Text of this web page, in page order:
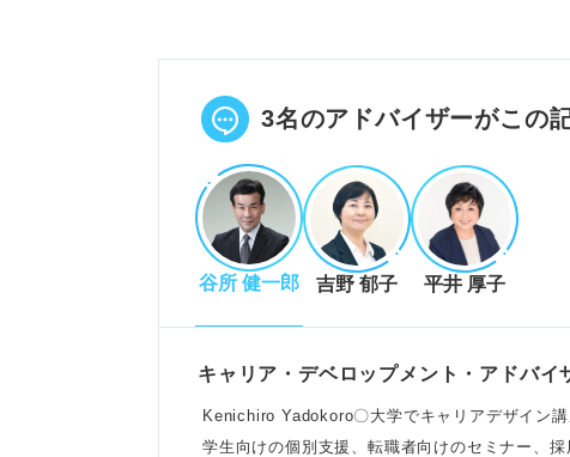
一般事務に比べ、幅広い知見や柔軟
POINT：他部署や顧客との連携も多
プロが解説！営業事務に向いている
人のサポートが得意で、チームで働く
急な依頼にも慌てず、臨機応変に優
スケジュール管理能力が高く、誰と
例：接客や販売、サークルのマネジ
3名のアドバイザーがこの
谷所 健一郎 吉野 郁子 平井 厚子
キャリア・デベロップメント・アドバイ
Kenichiro Yadokoro〇大学でキャリアデザイン
学生向けの個別支援、転職者向けのセミナー、